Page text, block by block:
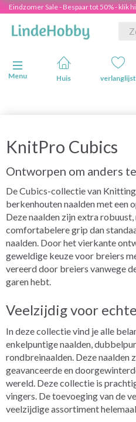
Eindzomer Sale - Bespaar tot 50% - klik
Navigatie in-/uitschakelen
Menu
Huis verlanglijst
KnitPro Cubics
Ontworpen om anders
De Cubics-collectie van
berkenhouten naalden met een
Deze naalden zijn extra
comfortabelere grip dan
naalden. Door het vierkante
geweldige keuze voor breiers
vereerd door breiers vanwege
garen hebt.
Veelzijdig voor
In deze collectie vind je alle
enkelpuntige naalden,
rondbreinaalden. Deze naalden
geavanceerde en
wereld. Deze collectie is
vingers. De toevoeging van de
veelzijdige assortiment